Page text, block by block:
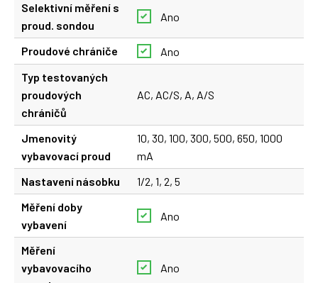
Selektivní měření s
proud. sondou
Ano
Proudové chrániče
Ano
Typ testovaných
proudových
chráničů
AC, AC/S, A, A/S
Jmenovitý
vybavovací proud
10, 30, 100, 300, 500, 650, 1000
mA
Nastavení násobku
1/2, 1, 2, 5
Měření doby
vybavení
Ano
Měření
vybavovacího
Ano